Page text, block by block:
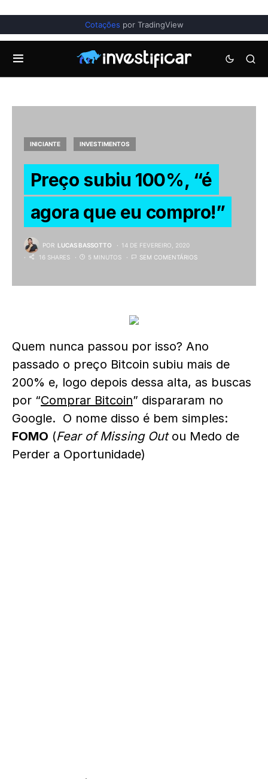
Cotações por TradingView
INICIANTE INVESTIMENTOS
Preço subiu 100%, “é
agora que eu compro!”
POR LUCAS BASSOTTO
14 DE FEVEREIRO, 2020
16 SHARES
5 MINUTOS SEM COMENTÁRIOS
Quem nunca passou por isso? Ano
passado o preço Bitcoin subiu mais de
200% e, logo depois dessa alta, as buscas
por “Comprar Bitcoin” dispararam no
Google. O nome disso é bem simples:
FOMO (Fear of Missing Outou Medo de
Perder a Oportunidade)